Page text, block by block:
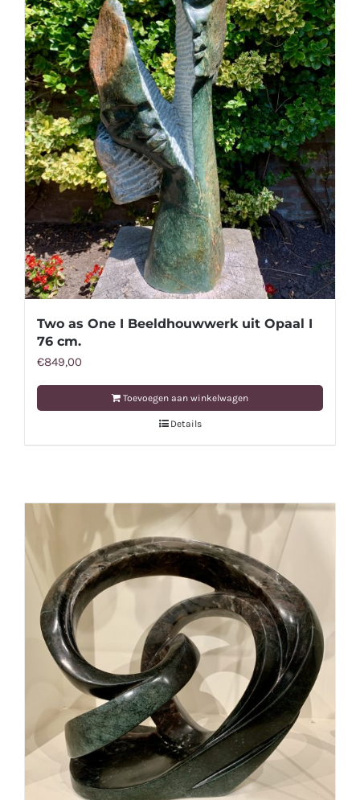
Two as One I Beeldhouwwerk uit Opaal I
76 cm.
€849,00
Toevoegen aan winkelwagen
Details